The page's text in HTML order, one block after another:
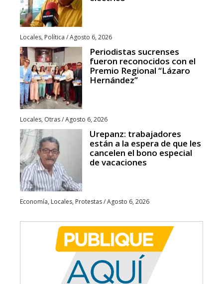
Locales, Política /Agosto 6, 2026
Periodistas sucrenses
fueron reconocidos con el
Premio Regional “Lázaro
Hernández”
Locales, Otras/Agosto 6, 2026
Urepanz: trabajadores
están a la espera de que les
cancelen el bono especial
de vacaciones
Economía, Locales, Protestas/Agosto 6, 2026